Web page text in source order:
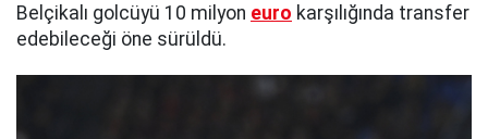
Belçikalı golcüyü 10 milyon euro karşılığında transfer
edebileceği öne sürüldü.